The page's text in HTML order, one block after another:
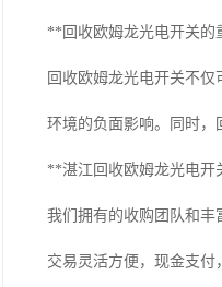
**回收欧姆龙光电开关的
回收欧姆龙光电开关不
环境的负面影响。同时，
**湛江回收欧姆龙光电开
我们拥有的收购团队和丰
交易灵活方便，现金支付